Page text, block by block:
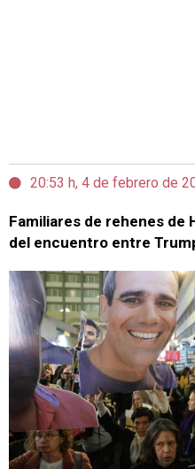
20:53 h, 4 de febrero de
Familiares de rehenes de
del encuentro entre